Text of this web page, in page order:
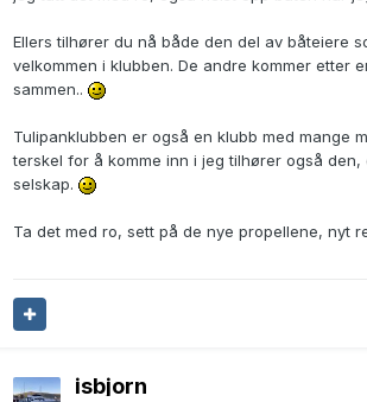
Ellers tilhører du nå både den del av båteiere
velkommen i klubben. De andre kommer etter
sammen..
Tulipanklubben er også en klubb med mange
terskel for å komme inn i jeg tilhører også den,
selskap.
Ta det med ro, sett på de nye propellene, nyt
isbjorn